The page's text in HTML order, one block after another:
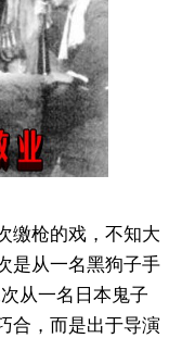
缴枪的戏，不知大
是从一名黑狗子手
从一名日本鬼子
合，而是出于导演